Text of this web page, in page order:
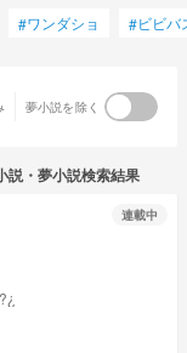
#ワンダショ #ビビバ
夢小説を除く
説・夢小説検索結果
連載中